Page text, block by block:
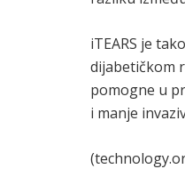
iTEARS je
dijabetičkom
pomogne u
i manje